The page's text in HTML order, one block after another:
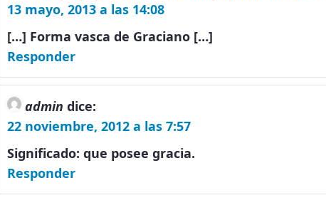
13 mayo, 2013 a las 14:08
[…] Forma vasca de Graciano […]
Responder
admin dice:
22 noviembre, 2012 a las 7:57
Significado: que posee gracia.
Responder